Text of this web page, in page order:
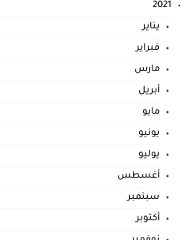
2021
يناير
فبراير
مارس
أبريل
مايو
يونيو
يوليو
أغسطس
سبتمبر
أكتوبر